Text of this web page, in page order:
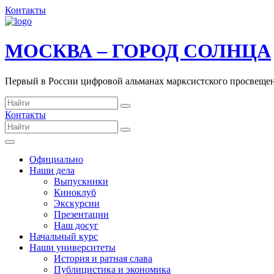
Контакты
МОСКВА – ГОРОД СОЛНЦА
Первый в России цифровой альманах марксистского
Контакты
Официально
Наши дела
Выпускники
Киноклуб
Экскурсии
Презентации
Наш досуг
Начальный курс
Наши университеты
История и ратная слава
Публицистика и экономика